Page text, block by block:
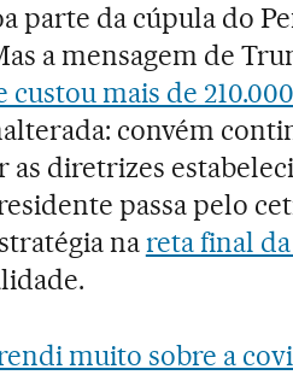
parte da cúpula do
a mensagem de
mais de
convém
as diretrizes
passa pelo
nareta final
muito sobre a